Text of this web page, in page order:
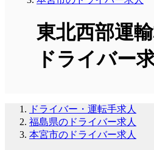
東北西部運
ドライバー
ドライバー・運転手求人
福島県のドライバー求人
本宮市のドライバー求人